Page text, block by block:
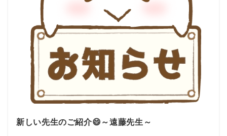
新しい先生のご紹介😄～遠藤先生～